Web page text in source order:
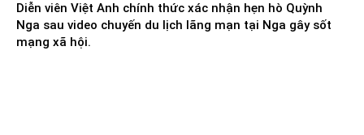
Diễn viên Việt Anh chính thức xác nhận hẹn hò Quỳnh
Nga sau video chuyến du lịch lãng mạn tại Nga gây sốt
mạng xã hội.